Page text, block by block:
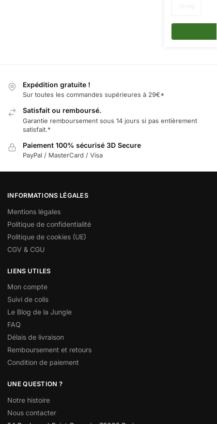
Expédition gratuite !
Sur toutes les commandes supérieures à 29€*
Satisfait ou remboursé.
Garantie remboursement sous 14 jours si pas entièrement
satisfait.*
Paiement 100% sécurisé 3D Secure
PayPal / MasterCard / Visa
INFORMATIONS LÉGALES
Mentions légales
Politique de confidentialité
Politique de cookies (UE)
CGV & CGU
LIENS UTILES
Mon compte
Suivi de colis
Le Blog de la Jungle
FAQ
Délais de livraison
Remboursement et retours
Condition de paiement
UNE QUESTION ?
Notre histoire
Nous contacter